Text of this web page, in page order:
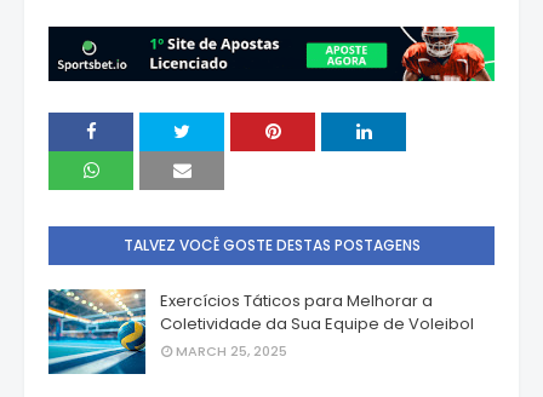
TALVEZ VOCÊ GOSTE DESTAS POSTAGENS
Exercícios Táticos para Melhorar a
Coletividade da Sua Equipe de Voleibol
MARCH 25, 2025